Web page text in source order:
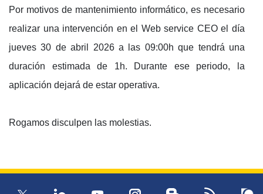
Por motivos de mantenimiento informático, es necesario
realizar una intervención en el Web service CEO el día
jueves 30 de abril 2026 a las 09:00h que tendrá una
duración estimada de 1h. Durante ese periodo, la
aplicación dejará de estar operativa.
Rogamos disculpen las molestias.